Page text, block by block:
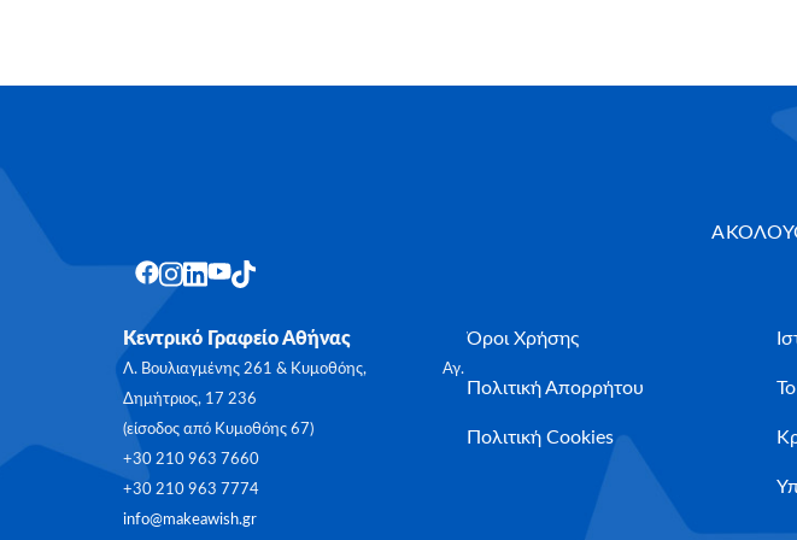
Κεντρικό Γραφείο Αθήνας
Λ. Βουλιαγμένης 261 & Κυμοθόης, Αγ.
Δημήτριος, 17 236
(είσοδος από Κυμοθόης 67)
+30 210 963 7660
+30 210 963 7774
info@makeawish.gr
Όροι Χρήσης
Πολιτική Απορρήτου
Πολιτική Cookies